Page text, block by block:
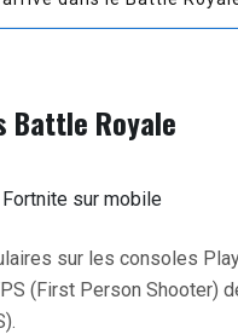
Battle Royale
sur les consoles
(First Person Shooter)